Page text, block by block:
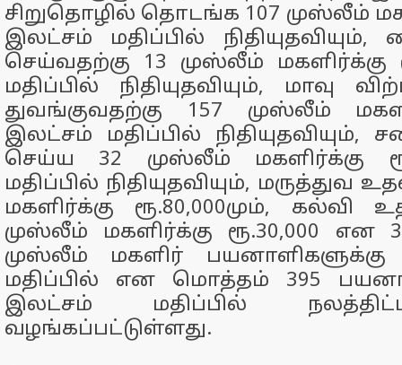
சிறுதொழில் தொடங்க 107 முஸ்லீம்
இலட்சம் மதிப்பில்
செய்வதற்கு 13 முஸ்லீம் மகளிர்க்கு
மதிப்பில் நிதியுதவியும், மாவு
துவங்குவதற்கு 157 முஸ்லீம்
இலட்சம் மதிப்பில்
செய்ய 32 முஸ்லீம் மகளிர்க்கு
மதிப்பில் நிதியுதவியும், மருத்துவ
மகளிர்க்கு ரூ.80,000மும்,
முஸ்லீம் மகளிர்க்கு ரூ.30,000 என
முஸ்லீம் மகளிர் பயனாளிகளுக்கு
மதிப்பில் என மொத்தம் 395
இலட்சம் மதிப்பில்
வழங்கப்பட்டுள்ளது.